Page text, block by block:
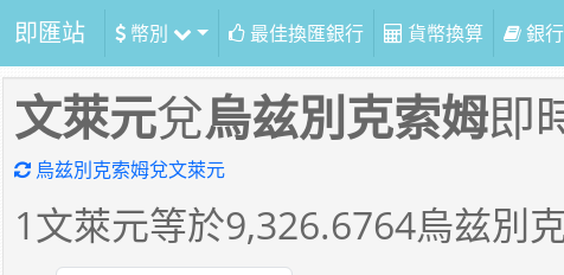
即匯站 幣別 最佳換匯銀行 貨幣換算 銀
文萊元兌烏兹別克索姆即
烏兹別克索姆兌文萊元
1文萊元等於9,326.6764烏兹別